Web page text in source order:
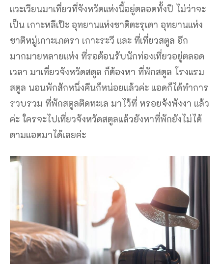
แวะเวียนมาเที่ยวที่จังหวัดแห่งนี้อยู่ตลอดทั้งปี ไม่ว่าจะ
เป็น เกาะหลีเป๊ะ อุทยานแห่งชาติตะรุเตา อุทยานแห่ง
ชาติหมู่เกาะเภตรา เกาะระวี และ ที่เที่ยวสตูล อีก
มากมายหลายแห่ง ที่รอต้อนรับนักท่องเที่ยวอยู่ตลอด
เวลา มาเที่ยวจังหวัดสตูล ก็ต้องหา ที่พักสตูล โรงแรม
สตูล นอนพักสักหนึ่งคืนก็หน่อยแล้วค่ะ แอดก็ได้ทำการ
รวบรวม ที่พักสตูลติดทะเล มาไว้ที่ หรอยจังพังงา แล้ว
ค่ะ ใครจะไปเที่ยวจังหวัดสตูลแล้วยังหาที่พักยังไม่ได้
ตามแอดมาได้เลยค่ะ